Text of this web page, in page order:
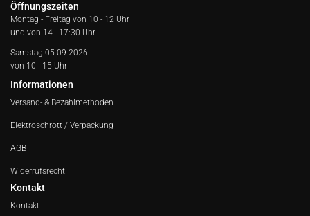
Öffnungszeiten
Montag - Freitag von 10 - 12 Uhr
und von 14 - 17:30 Uhr
Samstag 05.09.2026
von 10 - 15 Uhr
Informationen
Versand- & Bezahlmethoden
Elektroschrott / Verpackung
AGB
Widerrufsrecht
Kontakt
Kontakt